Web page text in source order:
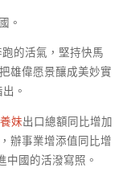
。
的活氣，堅持快馬
雄偉愿景釀成美妙實
。
妹出口總額同比增加
，辦事業增添值同比增
中國的活潑寫照。